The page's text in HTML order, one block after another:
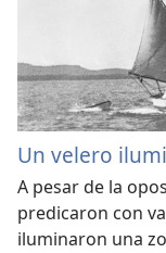
Un velero
A pesar de la
predicaron con
iluminaron una